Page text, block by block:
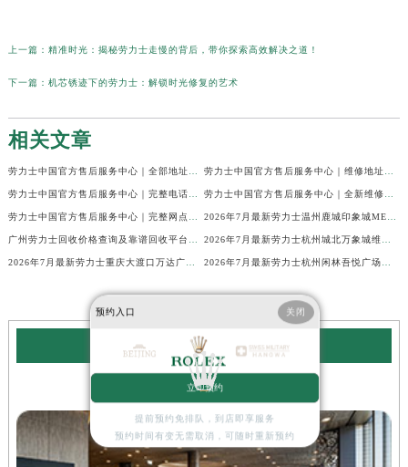
上一篇： 精准时光：揭秘劳力士走慢的背后，带你探索高效解决之道！
下一篇： 机芯锈迹下的劳力士：解锁时光修复的艺术
相关文章
劳力士服务中心
北京劳力士手表售后服务中心
预约入口 关闭
立即预约
提前预约免排队，到店即享服务
预约时间有变无需取消，可随时重新预约